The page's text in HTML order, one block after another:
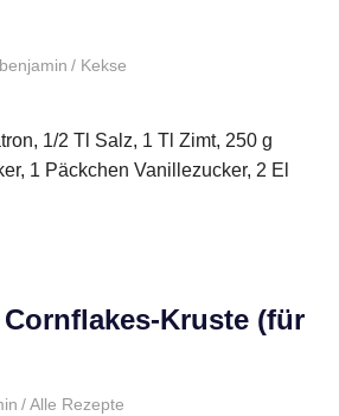
benjamin Kekse
1/2 Tl Salz, 1 Tl Zimt, 250 g
1 Päckchen Vanillezucker, 2 El
Kruste (für
Alle Rezepte